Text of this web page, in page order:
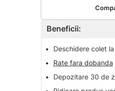
Beneficii:
•
Deschidere colet
•
Rate fara dobanda
•
Depozitare 30 de